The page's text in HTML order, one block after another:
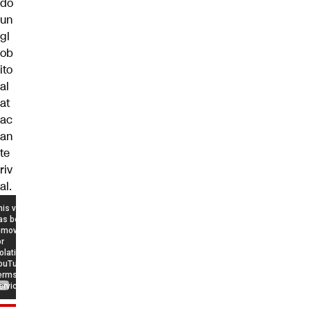
un
gl
ob
ito
al
at
ac
an
te
riv
al.